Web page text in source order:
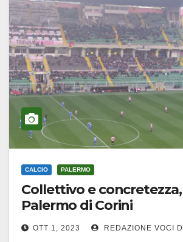
CALCIO PALERMO
Collettivo e concretezza,
Palermo di Corini
OTT 1, 2023 REDAZIONE VOCI